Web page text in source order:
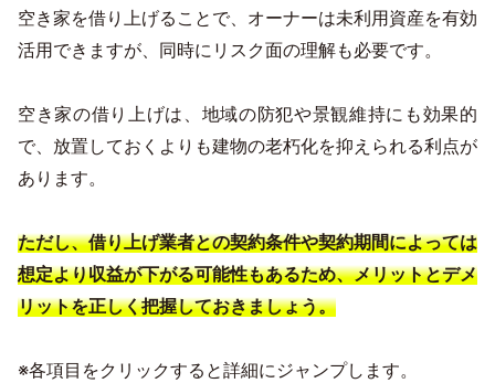
空き家を借り上げることで、オーナーは未利用資産を有効
活用できますが、同時にリスク面の理解も必要です。
空き家の借り上げは、地域の防犯や景観維持にも効果的
で、放置しておくよりも建物の老朽化を抑えられる利点が
あります。
ただし、借り上げ業者との契約条件や契約期間によっては
想定より収益が下がる可能性もあるため、メリットとデメ
リットを正しく把握しておきましょう。
※各項目をクリックすると詳細にジャンプします。